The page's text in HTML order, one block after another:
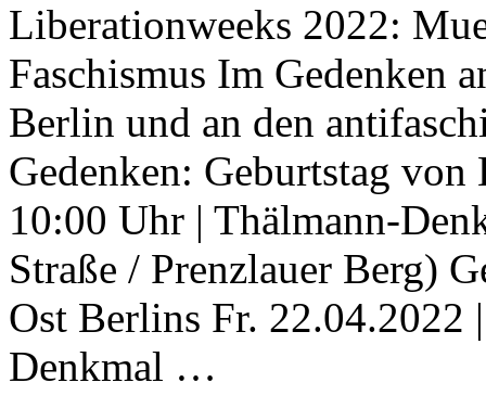
Liberationweeks 2022:
Faschismus Im Gedenken
Berlin und an den
Gedenken: Geburtstag
10:00 Uhr | Thälmann-
Straße / Prenzlauer Berg)
Ost Berlins Fr. 22.04.2022
Denkmal …